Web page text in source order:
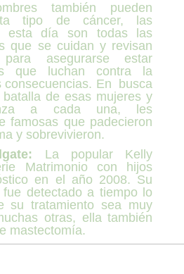
también pueden
tipo de cáncer, las
esta día son todas las
que se cuidan y revisan
para asegurarse estar
que luchan contra la
consecuencias. En busca
de esas mujeres y
a cada una, les
famosas que padecieron
y sobrevivieron.
La popular Kelly
Matrimonio con hijos
en el año 2008. Su
detectado a tiempo lo
su tratamiento sea muy
otras, ella también
mastectomía.